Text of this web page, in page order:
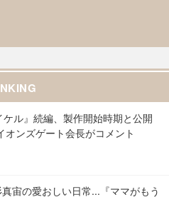
ケル』続編、製作開始時期と公開
オンズゲート会長がコメント
真宙の愛おしい日常...『ママがもう